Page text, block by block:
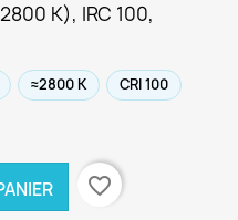
K), IRC 100,
≈2800 K CRI 100
favorite_border